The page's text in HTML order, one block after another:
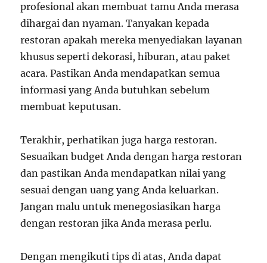
profesional akan membuat tamu Anda merasa
dihargai dan nyaman. Tanyakan kepada
restoran apakah mereka menyediakan layanan
khusus seperti dekorasi, hiburan, atau paket
acara. Pastikan Anda mendapatkan semua
informasi yang Anda butuhkan sebelum
membuat keputusan.
Terakhir, perhatikan juga harga restoran.
Sesuaikan budget Anda dengan harga restoran
dan pastikan Anda mendapatkan nilai yang
sesuai dengan uang yang Anda keluarkan.
Jangan malu untuk menegosiasikan harga
dengan restoran jika Anda merasa perlu.
Dengan mengikuti tips di atas, Anda dapat